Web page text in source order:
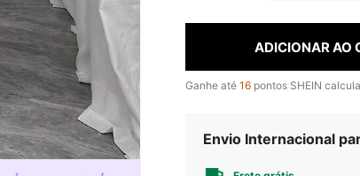
ADICIONAR AO
Ganhe até 16 pontos SHEIN
Envio Internacional